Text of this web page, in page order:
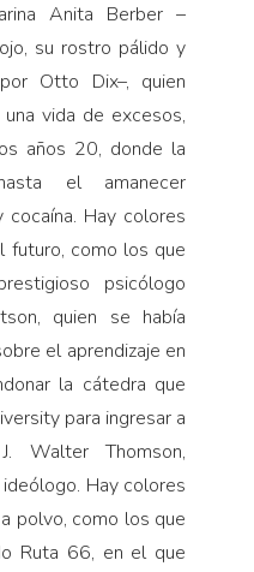
Anita Berber –
su rostro pálido y
Otto Dix–, quien
vida de excesos,
años 20, donde la
el amanecer
Hay colores
futuro, como los que
psicólogo
quien se había
el aprendizaje en
la cátedra que
para ingresar a
Walter Thomson,
Hay colores
polvo, como los que
Ruta 66, en el que